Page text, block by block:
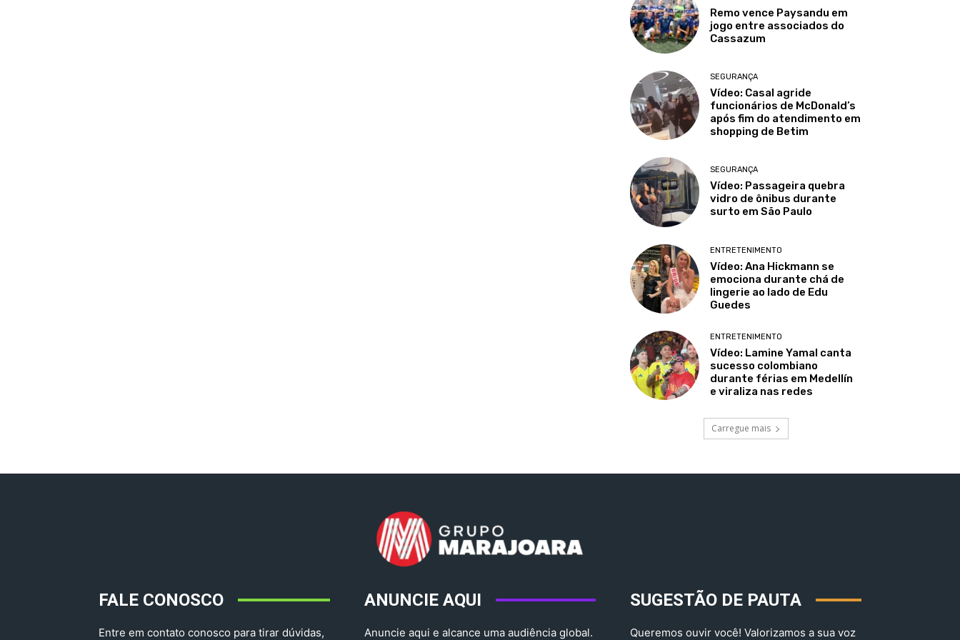
Remo vence Paysandu em
jogo entre associados do
Cassazum
SEGURANÇA
Vídeo: Casal agride
funcionários de McDonald’s
após fim do atendimento em
shopping de Betim
SEGURANÇA
Vídeo: Passageira quebra
vidro de ônibus durante
surto em São Paulo
ENTRETENIMENTO
Vídeo: Ana Hickmann se
emociona durante chá de
lingerie ao lado de Edu
Guedes
ENTRETENIMENTO
Vídeo: Lamine Yamal canta
sucesso colombiano
durante férias em Medellín
e viraliza nas redes
Carregue mais
FALE CONOSCO
Entre em contato conosco para tirar dúvidas,
ANUNCIE AQUI
Anuncie aqui e alcance uma audiência global.
SUGESTÃO DE PAUTA
Queremos ouvir você! Valorizamos a sua voz